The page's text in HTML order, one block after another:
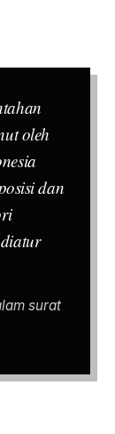
oleh
dan
surat